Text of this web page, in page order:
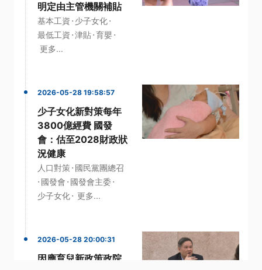
明定由主管機關補貼
基本工資 · 少子女化·
最低工資 ·津貼·育嬰·
更多...
2026-05-28 19:58:57
少子女化新對策每年
3800億經費 國發
會：估至2028財政狀
況健康
人口對策 · 國民黨團總召
· 國發會 · 國發會主委·
少子女化· 更多...
2026-05-28 20:00:31
因應育兒新政策政院